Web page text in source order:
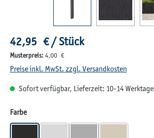
Regulärer Preis:
42,95 € / Stück
Musterpreis: 4,00 €
Preise inkl. MwSt. zzgl. Versandkosten
Sofort verfügbar, Lieferzeit: 10-14 Werktage
Farbeauswählen